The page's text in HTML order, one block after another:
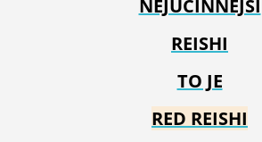
NEJÚČINNĚJŠÍ
REISHI
TO JE
RED REISHI